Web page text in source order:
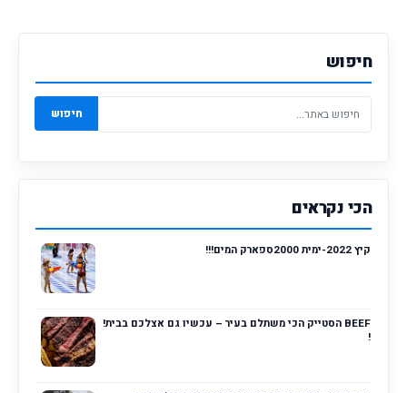
חיפוש
חיפוש
הכי נקראים
קיץ 2022-ימית 2000ספארק המים!!!
BEEF הסטייק הכי משתלם בעיר – עכשיו גם אצלכם בבית!
!